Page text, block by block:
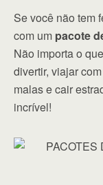
Se você não tem
com um pacote
Não importa o
divertir, viajar
malas e cair
incrível!